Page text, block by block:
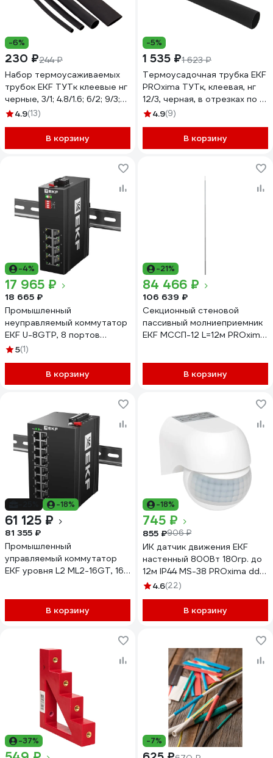
-6%
230 ₽244 ₽
Набор термоусаживаемых
трубок EKF ТУТк клеевые нг
черные, 3/1; 4.8/1.6; 6/2; 9/3;
12/4, 21шт по 100мм.
4.9(13)
В корзину
-5%
1 535 ₽1 623 ₽
Термоусадочная трубка EKF
PROxima ТУТк, клеевая, нг
12/3, черная, в отрезках по 1
метру, 10 шт tut4-k12-b
4.9(9)
В корзину
-4%
17 965 ₽
18 665 ₽
Промышленный
неуправляемый коммутатор
EKF U-8GTP, 8 портов
10/100/1000Base-T(X) RJ45
TSX TSX-U-8GTP
5(1)
В корзину
-21%
84 466 ₽
106 639 ₽
Секционный стеновой
пассивный молниеприемник
EKF МССП-12 L=12м PROxima
В корзину
-18%
61 125 ₽
81 355 ₽
Промышленный
управляемый коммутатор
EKF уровня L2 ML2-16GT, 16
динрейку TSX TSX-ML2-
16GT
В корзину
-18%
745 ₽
855 ₽906 ₽
ИК датчик движения EKF
настенный 800Вт 180гр. до
12м IP44 MS-38 PROxima dd-
ms-38
4.6(22)
В корзину
-37% -7%